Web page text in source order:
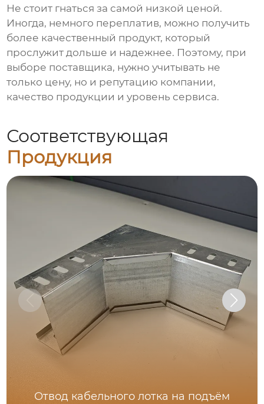
Не стоит гнаться за самой низкой ценой.
Иногда, немного переплатив, можно получить
более качественный продукт, который
прослужит дольше и надежнее. Поэтому, при
выборе поставщика, нужно учитывать не
только цену, но и репутацию компании,
качество продукции и уровень сервиса.
Соответствующая
Продукция
Отвод кабельного лотка на подъём